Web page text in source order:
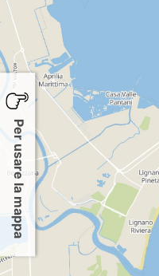
Per usare la mappa